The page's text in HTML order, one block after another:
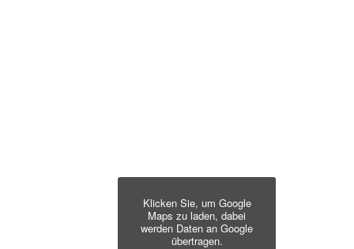
Klicken Sie, um Google
Maps zu laden, dabei
werden Daten an Google
übertragen.